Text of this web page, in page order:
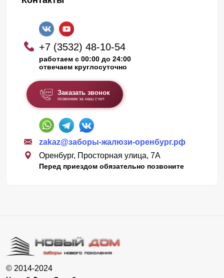
+7 (3532) 48-10-54
работаем с 00:00 до 24:00
отвечаем круглосуточно
Заказать звонок
позвоним за наш счет
zakaz@заборы-жалюзи-оренбург.рф
Оренбург, Просторная улица, 7А
Перед приездом обязательно позвоните
© 2014-2024